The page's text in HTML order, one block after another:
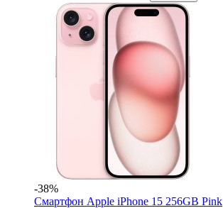
-38%
Смартфон Apple iPhone 15 256GB Pink